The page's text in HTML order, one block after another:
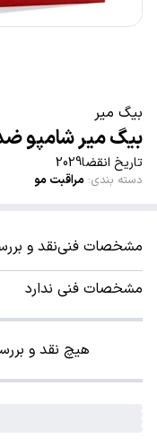
بیگ میر
بیگ میر شامپو
تاریخ انقضا2029
دسته بندی: مراقبت مو
مشخصات فنینقد و
مشخصات فنی ندارد
هیچ نقد و